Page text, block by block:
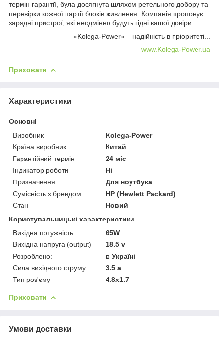
термін гарантії, була досягнута шляхом ретельного добору та
перевірки кожної партії блоків живлення. Компанія пропонує
зарядні пристрої, які неодмінно будуть гідні вашої довіри.
«Kolega-Power» – надійність в пріоритеті...
www.Kolega-Power.ua
Приховати
Характеристики
Основні
Виробник
Kolega-Power
Країна виробник
Китай
Гарантійний термін
24 міс
Індикатор роботи
Ні
Призначення
Для ноутбука
Сумісність з брендом
HP (Hewlett Packard)
Стан
Новий
Користувальницькі характеристики
Вихідна потужність
65W
Вихідна напруга (output)
18.5 v
Розроблено:
в Україні
Сила вихідного струму
3.5 a
Тип роз'єму
4.8x1.7
Приховати
Умови доставки